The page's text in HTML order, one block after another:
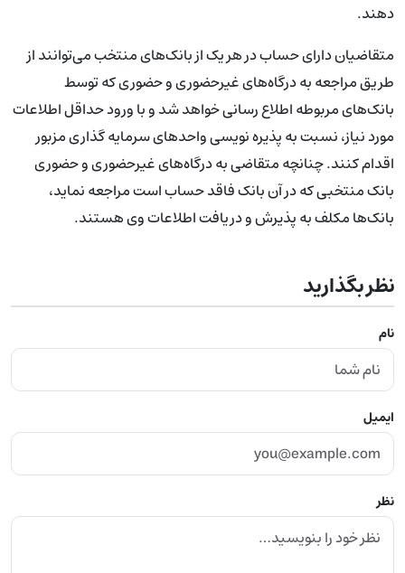
دهند.
متقاضیان دارای حساب در هر یک از بانک‌های منتخب می‌‌‌توانند از
طریق مراجعه به درگاه‌های غیرحضوری و حضوری که توسط
بانک‌های مربوطه اطلاع رسانی خواهد شد و با ورود حداقل اطلاعات
مورد نیاز، نسبت به پذیره‌ نویسی واحد‌های سرمایه‌ گذاری مزبور
اقدام کنند. چنانچه متقاضی به درگاه‌های غیرحضوری و حضوری
بانک منتخبی که در آن بانک فاقد حساب است مراجعه نماید،
بانک‌ها مکلف به پذیرش و دریافت اطلاعات وی هستند.
نظر بگذارید
نام
ایمیل
نظر